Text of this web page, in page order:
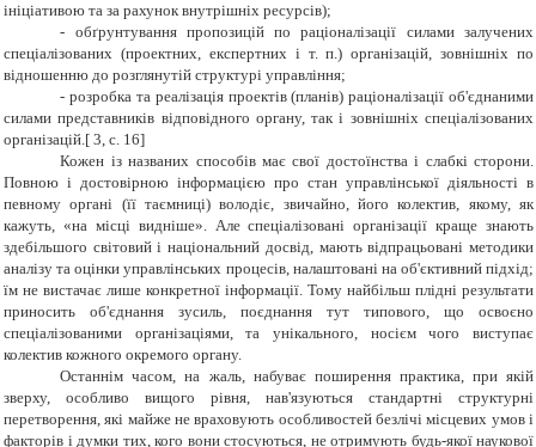
ініціативою та за рахунок внутрішніх ресурсів);
- обґрунтування пропозицій по раціоналізації силами залучених
спеціалізованих (проектних, експертних і т. п.) організацій, зовнішніх по
відношенню до розглянутій структурі управління;
- розробка та реалізація проектів (планів) раціоналізації об'єднаними
силами представників відповідного органу, так і зовнішніх спеціалізованих
організацій.[ 3, c. 16]
Кожен із названих способів має свої достоїнства і слабкі сторони.
Повною і достовірною інформацією про стан управлінської діяльності в
певному органі (її таємниці) володіє, звичайно, його колектив, якому, як
кажуть, «на місці видніше». Але спеціалізовані організації краще знають
здебільшого світовий і національний досвід, мають відпрацьовані методики
аналізу та оцінки управлінських процесів, налаштовані на об'єктивний підхід;
їм не вистачає лише конкретної інформації. Тому найбільш плідні результати
приносить об'єднання зусиль, поєднання тут типового, що освоєно
спеціалізованими організаціями, та унікального, носієм чого виступає
колектив кожного окремого органу.
Останнім часом, на жаль, набуває поширення практика, при якій
зверху, особливо вищого рівня, нав'язуються стандартні структурні
перетворення, які майже не враховують особливостей безлічі місцевих умов і
факторів і думки тих, кого вони стосуються, не отримують будь-якої наукової